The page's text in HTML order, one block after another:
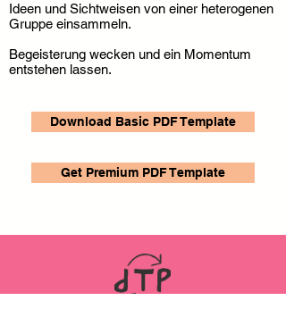
Ideen und Sichtweisen von einer heterogenen
Gruppe einsammeln.
Begeisterung wecken und ein Momentum
entstehen lassen.
Download Basic PDF Template
Get Premium PDF Template